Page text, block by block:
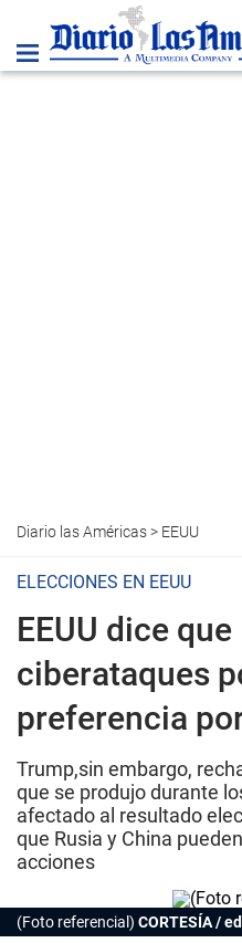
Diario las Américas> EEUU
ELECCIONES EN EEUU
EEUU dice
ciberataques
preferencia
Trump,sin embargo,
que se produjo durante
afectado al resultado
que Rusia y China
acciones
(Foto referencial) CORTESÍA /